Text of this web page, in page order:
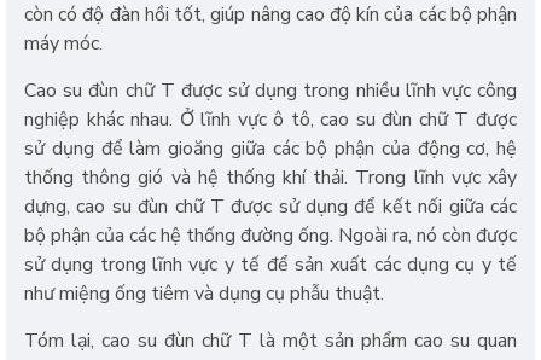
còn có độ đàn hồi tốt, giúp nâng cao độ kín của các bộ phận
máy móc.
Cao su đùn chữ T được sử dụng trong nhiều lĩnh vực công
nghiệp khác nhau. Ở lĩnh vực ô tô, cao su đùn chữ T được
sử dụng để làm gioăng giữa các bộ phận của động cơ, hệ
thống thông gió và hệ thống khí thải. Trong lĩnh vực xây
dựng, cao su đùn chữ T được sử dụng để kết nối giữa các
bộ phận của các hệ thống đường ống. Ngoài ra, nó còn được
sử dụng trong lĩnh vực y tế để sản xuất các dụng cụ y tế
như miệng ống tiêm và dụng cụ phẫu thuật.
Tóm lại, cao su đùn chữ T là một sản phẩm cao su quan